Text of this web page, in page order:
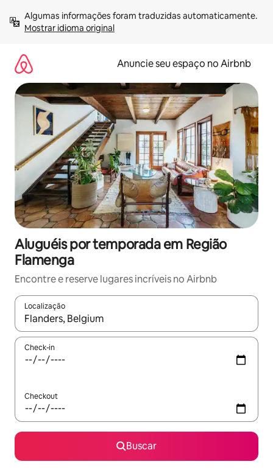
para
Mostrar idioma original
Anuncie seu espaço no Airbnb
Aluguéis por temporada em Região
Flamenga
Encontre e reserve lugares incríveis no Airbnb
Localização
Quando os resultados estiverem disponíveis, explore-os
Check-in
Checkout
Buscar